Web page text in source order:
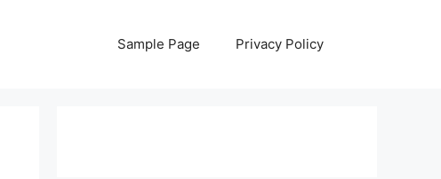
Sample Page Privacy Policy